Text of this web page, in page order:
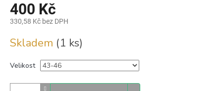
400 Kč
330,58 Kč bez DPH
cena:
Skladem (1 ks)
Velikost